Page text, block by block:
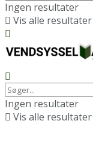
Ingen resultater
Vis alle resultater
Ingen resultater
Vis alle resultater